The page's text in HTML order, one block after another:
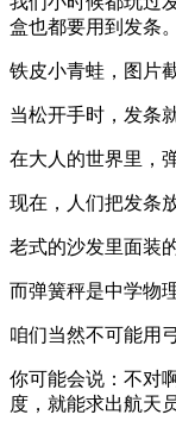
盒也都要用到发条。
铁皮小青蛙，图片
当松开手时，发条
在大人的世界里，
现在，人们把发条
老式的沙发里面装
而弹簧秤是中学物
咱们当然不可能用
你可能会说：不对
度，就能求出航天